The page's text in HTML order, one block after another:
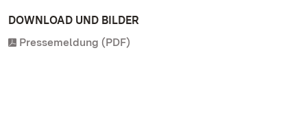
DOWNLOAD UND BILDER
Pressemeldung (PDF)